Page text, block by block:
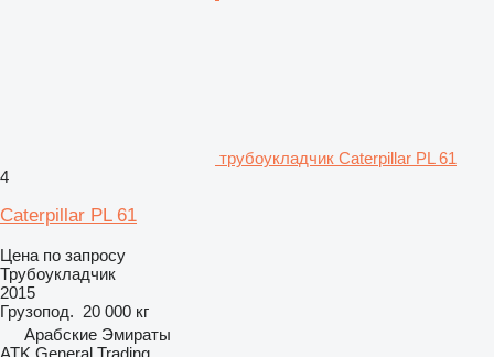
трубоукладчик Caterpillar PL 61
4
Caterpillar PL 61
Цена по запросу
Трубоукладчик
2015
Грузопод. 20 000 кг
Арабские Эмираты
ATK General Trading